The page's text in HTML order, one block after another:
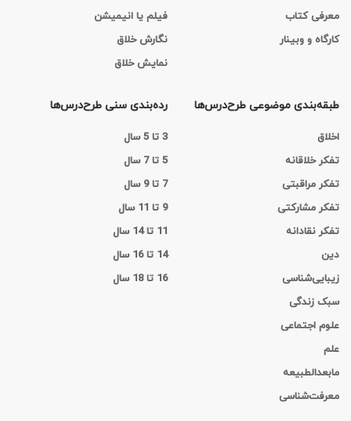
معرفی کتاب
کارگاه‌ و وبینار
فیلم یا انیمیشن
نگارش خلاق
نمایش خلاق
طبقه‌بندی موضوعی طرح‌درس‌ها
اخلاق
تفکر خلاقانه
تفکر مراقبتی
تفکر مشارکتی
تفکر نقادانه
دین
زیبایی‌شناسی
سبک زندگی
علوم اجتماعی
علم
مابعدالطبیعه
معرفت‌شناسی
رده‌بندی سنی طرح‌درس‌ها
3 تا 5 سال
5 تا 7 سال
7 تا 9 سال
9 تا 11 سال
11 تا 14 سال
14 تا 16 سال
16 تا 18 سال